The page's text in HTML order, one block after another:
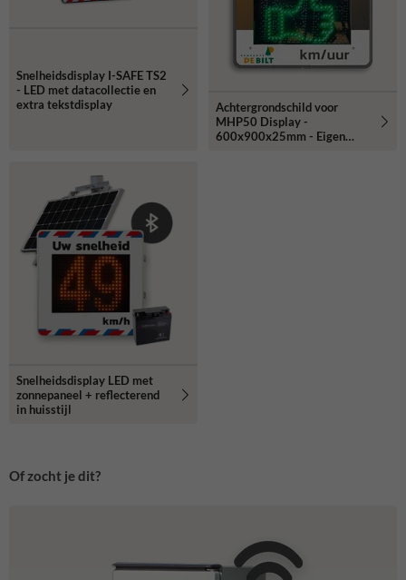
Snelheidsdisplay I-SAFE TS2
- LED met datacollectie en
extra tekstdisplay
Achtergrondschild voor
MHP50 Display -
600x900x25mm - Eigen
Snelheidsdisplay LED met
zonnepaneel + reflecterend
in huisstijl
Of zocht je dit?